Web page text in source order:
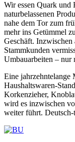
Wir essen Quark und
naturbelassenen
nahe dem Tor zum
mehr ins Getümmel
Geschäft.
Stammkunden
Umbauarbeiten – nur
Eine jahrzehntelange
Haushaltswaren-
Korkenzieher,
wird es inzwischen
weiter führt.